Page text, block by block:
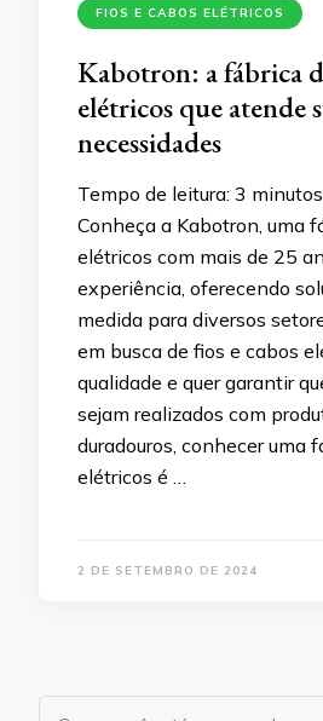
FIOS E CABOS ELÉTRICOS
Kabotron: a fábrica
elétricos que atende
necessidades
Tempo de leitura: 3 minutos
Conheça a Kabotron, uma
elétricos com mais de 25
experiência, oferecendo
medida para diversos
em busca de fios e cabos
qualidade e quer garantir
sejam realizados com
duradouros, conhecer uma
elétricos é …
2 DE SETEMBRO DE 2024
Procurando